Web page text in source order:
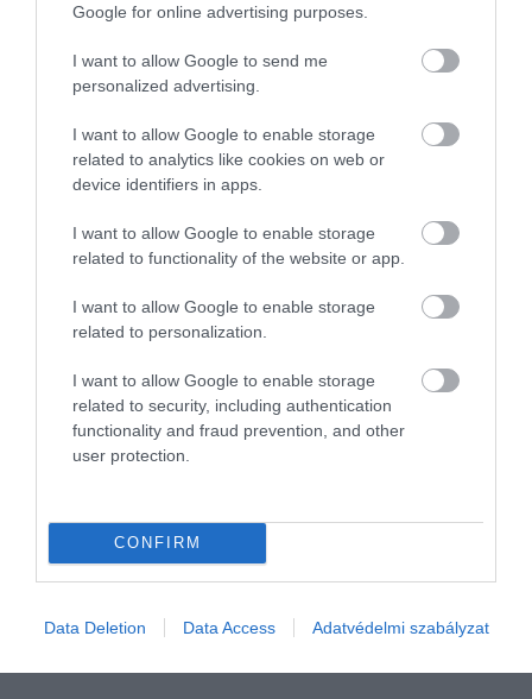
Google for online advertising purposes.
I want to allow Google to send me
personalized advertising.
I want to allow Google to enable storage
related to analytics like cookies on web or
device identifiers in apps.
I want to allow Google to enable storage
related to functionality of the website or app.
I want to allow Google to enable storage
related to personalization.
I want to allow Google to enable storage
related to security, including authentication
functionality and fraud prevention, and other
user protection.
CONFIRM
Data Deletion Data Access Adatvédelmi szabályzat
A friss kutatások szerint jelentős összegeket költenek a szülők a
érdekében. Mutatjuk, mennyibe kerülhet a magántanár manapság.